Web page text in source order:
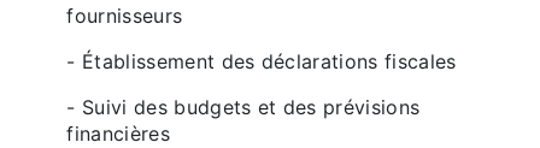
fournisseurs
- Établissement des déclarations fiscales
- Suivi des budgets et des prévisions
financières